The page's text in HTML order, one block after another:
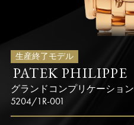
生産終了モデル
PATEK PHILIPPE
グランドコンプリケーション
5204/1R-001